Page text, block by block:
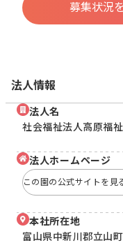
募集状況
法人情報
法人名
社会福祉法人高原福
法人ホームページ
この園の公式サイトを見
本社所在地
富山県中新川郡立山